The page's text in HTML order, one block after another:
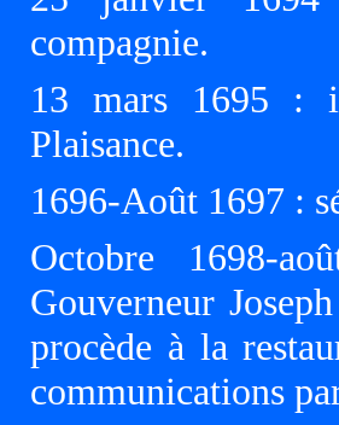
compagnie.
13 mars 1695 :
Plaisance.
1696-Août 1697 :
Octobre 1698-
Gouverneur
procède à la
communications